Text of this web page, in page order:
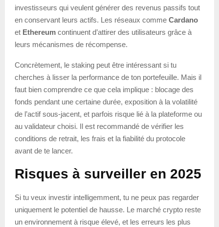
investisseurs qui veulent générer des revenus passifs tout
en conservant leurs actifs. Les réseaux comme Cardano
et Ethereum continuent d’attirer des utilisateurs grâce à
leurs mécanismes de récompense.
Concrètement, le staking peut être intéressant si tu
cherches à lisser la performance de ton portefeuille. Mais il
faut bien comprendre ce que cela implique : blocage des
fonds pendant une certaine durée, exposition à la volatilité
de l’actif sous-jacent, et parfois risque lié à la plateforme ou
au validateur choisi. Il est recommandé de vérifier les
conditions de retrait, les frais et la fiabilité du protocole
avant de te lancer.
Risques à surveiller en 2025
Si tu veux investir intelligemment, tu ne peux pas regarder
uniquement le potentiel de hausse. Le marché crypto reste
un environnement à risque élevé, et les erreurs les plus